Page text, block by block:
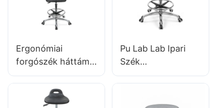
Ergonómiai
forgószék háttámla
intergaval hab
üléssel & ESD
Science Lab
Pu Lab Lab Ipari
Szék
kutatóintézetekhez